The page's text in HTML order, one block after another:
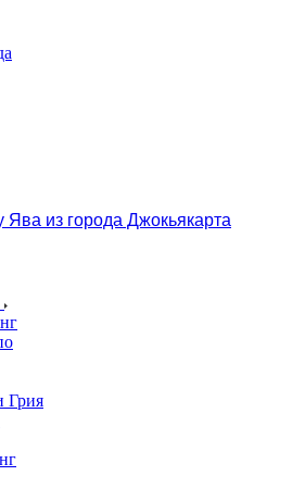
Ява из города Джокьякарта
Грия